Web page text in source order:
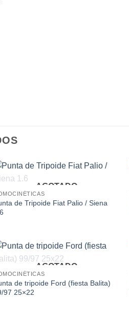
AGOTADO
de Tripoide Fiat Palio / Siena
AGOTADO
de tripoide Ford (fiesta Balita)
97 25×22